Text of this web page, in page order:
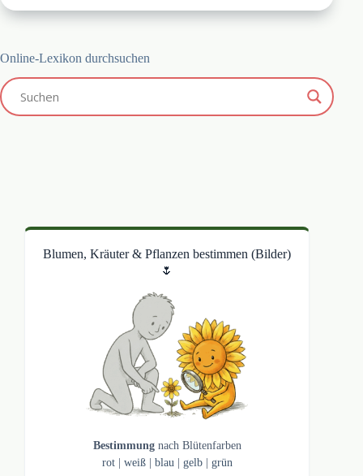
Online-Lexikon durchsuchen
Blumen, Kräuter & Pflanzen bestimmen (Bilder)
🌷
Bestimmung nach Blütenfarben
rot| weiß| blau| gelb| grün